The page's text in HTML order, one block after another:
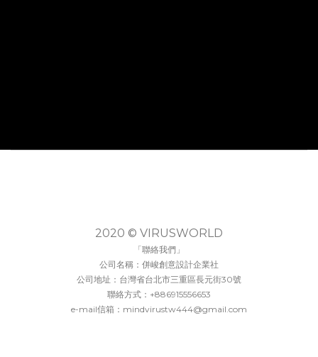
2020 © VIRUSWORLD
「聯絡我們」
公司名稱：併峻創意設計企業社
公司地址：台灣省台北市三重區長元街30號
聯絡方式：+886915556653
e-mail信箱：mindvirustw444@gmail.com